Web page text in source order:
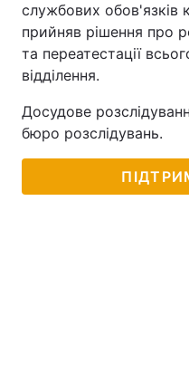
службових обов'язків
прийняв рішення про
та переатестації
відділення.
Досудове
бюро розслідувань.